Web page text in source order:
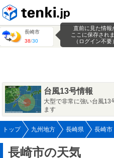
長崎市
38/30
直前に見た情報
ここに保存され
（ログイン不要）
台風13号情報
大型で非常に強い台風13
ます
トップ 九州地方 長崎県 長崎市
長崎市の天気